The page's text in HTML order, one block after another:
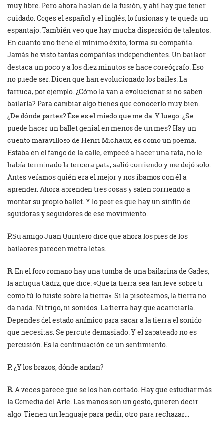
muy libre. Pero ahora hablan de la fusión, y ahí hay que tener
cuidado. Coges el español y el inglés, lo fusionas y te queda un
espantajo. También veo que hay mucha dispersión de talentos.
En cuanto uno tiene el mínimo éxito, forma su compañía.
Jamás he visto tantas compañías independientes. Un bailaor
destaca un poco y a los diez minutos se hace coreógrafo. Eso
no puede ser. Dicen que han evolucionado los bailes. La
farruca, por ejemplo. ¿Cómo la van a evolucionar si no saben
bailarla? Para cambiar algo tienes que conocerlo muy bien.
¿De dónde partes? Ése es el miedo que me da. Y luego: ¿Se
puede hacer un ballet genial en menos de un mes? Hay un
cuento maravilloso de Henri Michaux, es como un poema.
Estaba en el fango de la calle, empecé a hacer una rata, no le
había terminado la tercera pata, salió corriendo y me dejó solo.
Antes veíamos quién era el mejor y nos íbamos con él a
aprender. Ahora aprenden tres cosas y salen corriendo a
montar su propio ballet. Y lo peor es que hay un sinfín de
sguidoras y seguidores de ese movimiento.
P.Su amigo Juan Quintero dice que ahora los pies de los
bailaores parecen metralletas.
R.En el foro romano hay una tumba de una bailarina de Gades,
la antigua Cádiz, que dice: «Que la tierra sea tan leve sobre ti
como tú lo fuiste sobre la tierra». Si la pisoteamos, la tierra no
da nada. Ni trigo, ni sonidos. La tierra hay que acariciarla.
Dependes del estado anímico para sacar a la tierra el sonido
que necesitas. Se percute demasiado. Y el zapateado no es
percusión. Es la continuación de un sentimiento.
P.¿Y los brazos, dónde andan?
R. A veces parece que se los han cortado. Hay que estudiar más
la Comedia del Arte. Las manos son un gesto, quieren decir
algo. Tienen un lenguaje para pedir, otro para rechazar…